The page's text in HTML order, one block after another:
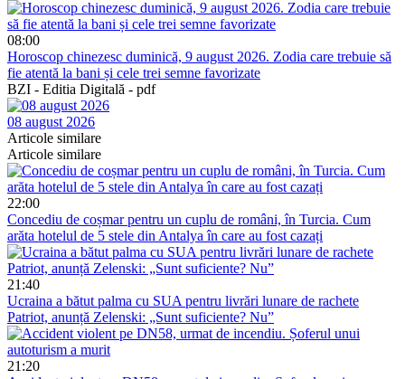
08:00
Horoscop chinezesc duminică, 9 august 2026. Zodia care trebuie să
fie atentă la bani și cele trei semne favorizate
BZI - Editia Digitală - pdf
08 august 2026
Articole similare
Articole similare
22:00
Concediu de coșmar pentru un cuplu de români, în Turcia. Cum
arăta hotelul de 5 stele din Antalya în care au fost cazați
21:40
Ucraina a bătut palma cu SUA pentru livrări lunare de rachete
Patriot, anunță Zelenski: „Sunt suficiente? Nu”
21:20